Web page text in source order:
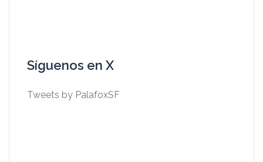
Síguenos en X
Tweets by PalafoxSF